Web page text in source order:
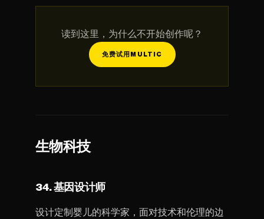
读到这里，为什么不开始创作呢？
免费试用MULTIC
生物科技
34. 基因设计师
设计定制婴儿的科学家，面对技术和伦理的边